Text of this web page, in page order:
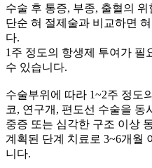
수술 후 통증, 부종, 출혈의
단순 혀 절제술과 비교하면
다.
1주 정도의 항생제 투여가 필
수 있습니다.
수술부위에 따라 1~2주 정도
코, 연구개, 편도선 수술을 동
중증 또는 심각한 구조 이상
계획된 단계 치료로 3~6개월
니다.